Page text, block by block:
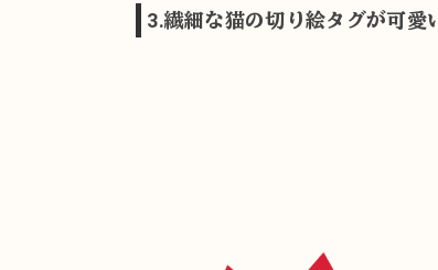
3.繊細な猫の切り絵タグが可愛
ねこ